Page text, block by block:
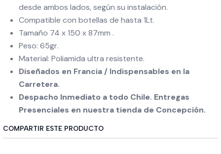
desde ambos lados, según su instalación.
Compatible con botellas de hasta 1Lt.
Tamaño 74 x 150 x 87mm .
Peso: 65gr.
Material: Poliamida ultra resistente.
Diseñados en Francia / Indispensables en la
Carretera.
Despacho Inmediato a todo Chile. Entregas
Presenciales en nuestra tienda de Concepción.
COMPARTIR ESTE PRODUCTO